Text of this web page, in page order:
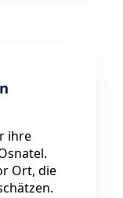
ihre
Ort, die